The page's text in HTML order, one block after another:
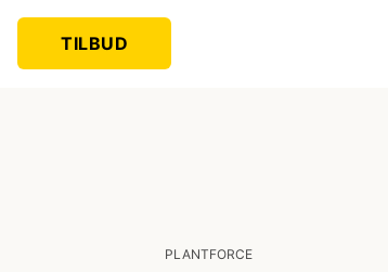
TILBUD
PLANTFORCE